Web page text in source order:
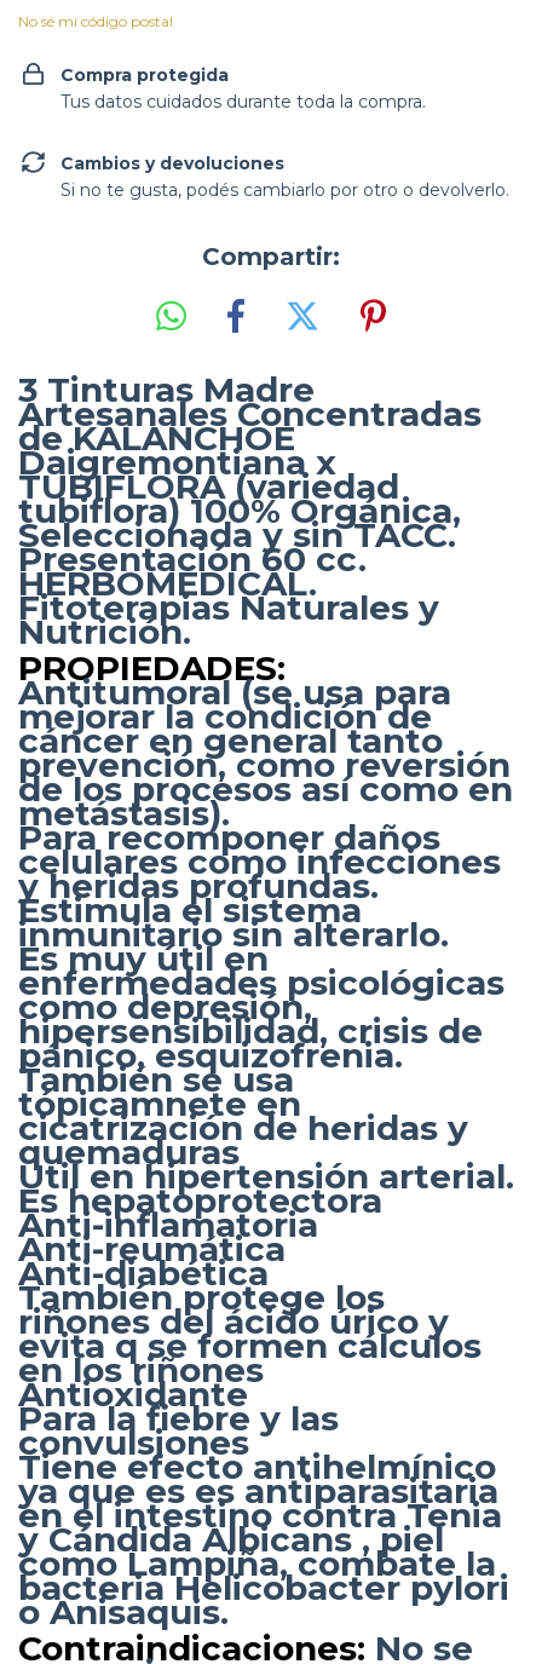
No sé mi código postal
Compra protegida
Tus datos cuidados durante toda la compra.
Cambios y devoluciones
Si no te gusta, podés cambiarlo por otro o devolverlo.
Compartir:
3 Tinturas Madre
Artesanales Concentradas
de KALANCHOE
Daigremontiana x
TUBIFLORA (variedad
tubiflora) 100% Orgánica,
Seleccionada y sin TACC.
Presentación 60 cc.
HERBOMEDICAL.
Fitoterapias Naturales y
Nutrición.
PROPIEDADES:
Antitumoral (se usa para
mejorar la condición de
cáncer en general tanto
prevención, como reversión
de los procesos así como en
metástasis).
Para recomponer daños
celulares como infecciones
y heridas profundas.
Estimula el sistema
inmunitario sin alterarlo.
Es muy útil en
enfermedades psicológicas
como depresión,
hipersensibilidad, crisis de
pánico, esquizofrenia.
También se usa
tópicamnete en
cicatrización de heridas y
quemaduras
Útil en hipertensión arterial.
Es hepatoprotectora
Anti-inflamatoria
Anti-reumática
Anti-diabética
También protege los
riñones del ácido úrico y
evita q se formen cálculos
en los riñones
Antioxidante
Para la fiebre y las
convulsiones
Tiene efecto antihelmínico
ya que es es antiparasitaria
en el intestino contra Tenia
y Cándida Albicans , piel
como Lampiña, combate la
bacteria Helicobacter pylori
o Anisaquis.
Contraindicaciones: No se